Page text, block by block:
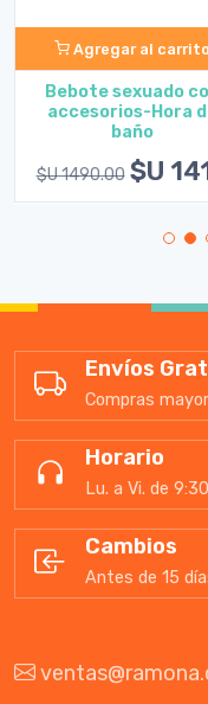
Agregar al carrito
Bebote sexuado
accesorios-Hora
baño
$U 1490.00 $U
Envíos
Compras
Horario
Lu. a Vi. de
Cambios
Antes de 15